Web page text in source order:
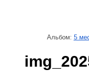
Альбом: 5